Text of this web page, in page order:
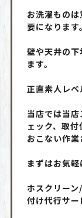
お洗濯もの
要になります。
壁や天井の
ます。
正直素人レ
当店では当
ェック、取
おこない作
まずはお気
ホスクリー
付け代行サ